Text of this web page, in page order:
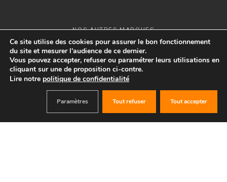
RÉSERVER
NOS AUTRES MARQUES
CGV
Ce site utilise des cookies pour assurer le bon fonctionnement
du site et mesurer l'audience de ce dernier.
Vous pouvez accepter, refuser ou paramétrer leurs utilisations en
cliquant sur une de proposition ci-contre.
Lire notre politique de confidentialité
Tout accepter
Tout refuser
Paramètres